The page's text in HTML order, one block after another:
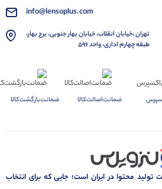
info@lensoplus.com
تهران ،خیابان انقلاب، خیابان بهار جنوبی، برج بهار،
طبقه چهارم اداری، واحد ۵۹۶
ضمانت‌اصالت‌کالا ضمانت‌بازگشت‌کالا
محتوا در ایران است؛ جایی که برای انتخاب